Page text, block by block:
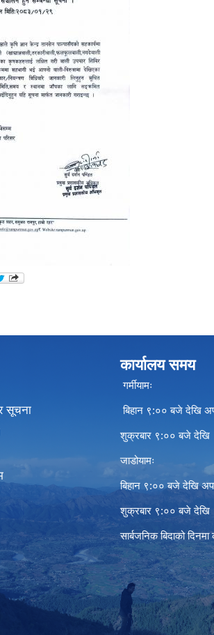
सूचना
कार्यालय समय
गर्मीयामः
बिहान ९:०० बजे देखि
शुक्रबार ९:०० बजे
जाडोयामः
बिहान ९:०० बजे देखि
शुक्रबार ९:०० बजे
सार्बजनिक बिदाको